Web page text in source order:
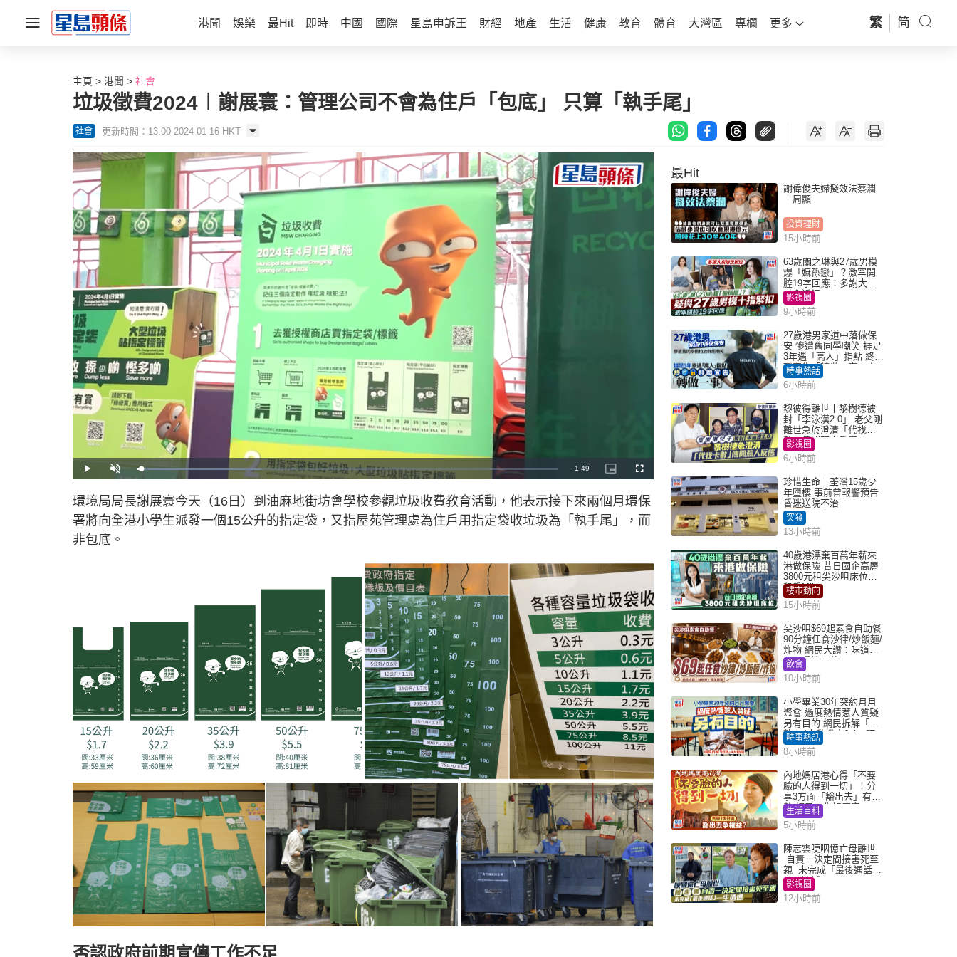
港聞 娛樂 最Hit 即時 中國 國際 星島申訴王 財經 地產 生活 健康 教育 體育 大灣區 專欄 更多 繁 简
主頁 港聞 社會
垃圾徵費2024︱謝展寰：管理公司不會為住戶「包底」 只算「執手尾」
社會 更新時間：13:00 2024-01-16 HKT
P
l
y
U
n
t
e
L
o
e
d
:
2
9
R
n
i
n
g
T
i
m
e
-1:49
P
i
u
r
-
c
t
e
F
u
s
c
r
e
環境局局長謝展寰今天（16日）到油麻地街坊會學校參觀垃圾收費教育活動，他表示接下來兩個月環保
署將向全港小學生派發一個15公升的指定袋，又指屋苑管理處為住戶用指定袋收垃圾為「執手尾」，而
非包底。
否認政府前期宣傳工作不足
最Hit
謝偉俊夫婦擬效法蔡瀾
｜周顯
投資理財
15小時前
63歲關之琳與27歲男模
爆「嫲孫戀」？激罕開
腔19字回應：多謝大家
掛念近況
影視圈
9小時前
27歲港男家道中落做保
安 慘遭舊同學嘲笑 捱足
3年遇「高人」指點 終辭
職宣告「轉做一事」｜
Juicy叮
時事熱話
6小時前
黎彼得離世丨黎樹德被
封「李泳漢2.0」 老父剛
離世急於澄清「代找卡
數」傳聞惹人反感
影視圈
6小時前
珍惜生命｜荃灣15歲少
年墮樓 事前曾報警預告
昏迷送院不治
突發
13小時前
40歲港漂棄百萬年薪來
港做保險 昔日國企高層
3800元租尖沙咀床位｜
租盤Million
樓市動向
15小時前
尖沙咀$69起素食自助餐
90分鐘任食沙律/炒飯麵/
炸物 網民大讚：味道
好，環境闊落
飲食
10小時前
小學畢業30年突約月月
聚會 過度熱情惹人質疑
另有目的 網民拆解「扮
熟」4大動機｜Juicy叮
時事熱話
8小時前
內地媽居港心得「不要
臉的人得到一切」！分
享3方面「豁出去」有著
數 網民：你好厲害
生活百科
5小時前
陳志雲哽咽憶亡母離世
自責一決定間接害死至
親 未完成「最後通話」
一生遺憾
影視圈
12小時前